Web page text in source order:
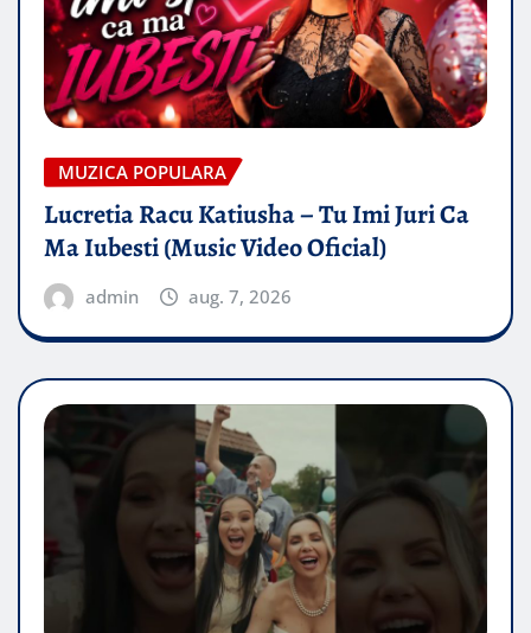
MUZICA POPULARA
Lucretia Racu Katiusha – Tu Imi Juri Ca
Ma Iubesti (Music Video Oficial)
admin aug. 7, 2026